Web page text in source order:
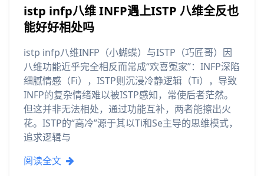
istp infp八维 INFP遇上ISTP 八维全反也
能好好相处吗
istp infp八维INFP（小蝴蝶）与ISTP（巧匠哥）因
八维功能近乎完全相反而常成“欢喜冤家”：INFP深陷
细腻情感（Fi），ISTP则沉浸冷静逻辑（Ti），导致
INFP的复杂情绪难以被ISTP感知，常使后者茫然。
但这并非无法相处，通过功能互补，两者能擦出火
花。ISTP的“高冷”源于其以Ti和Se主导的思维模式，
追求逻辑与
阅读全文